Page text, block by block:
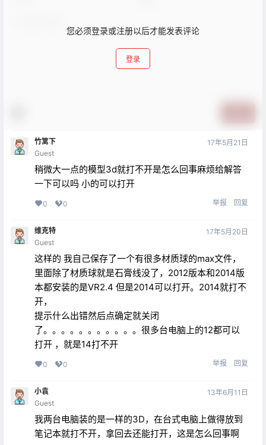
您必须登录或注册以后才能发表评论
登录
竹篱下
Guest
17年5月21日
稍微大一点的模型3d就打不开是怎么回事麻烦给解答
一下可以吗 小的可以打开
0 0 举报 回复
维克特
Guest
17年5月20日
这样的 我自己保存了一个有很多材质球的max文件，
里面除了材质球就是石膏线没了，2012版本和2014版
本都安装的是VR2.4 但是2014可以打开。2014就打不
开，
提示什么出错然后点确定就关闭
了。。。。。。。。。。。很多台电脑上的12都可以
打开 ，就是14打不开
0 0 举报 回复
小袁
Guest
13年6月11日
我两台电脑装的是一样的3D，在台式电脑上做得放到
笔记本就打不开，拿回去还能打开，这是怎么回事啊